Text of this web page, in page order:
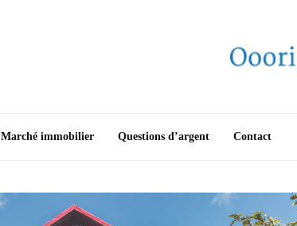
Marché immobilier Questions d’argent Contact